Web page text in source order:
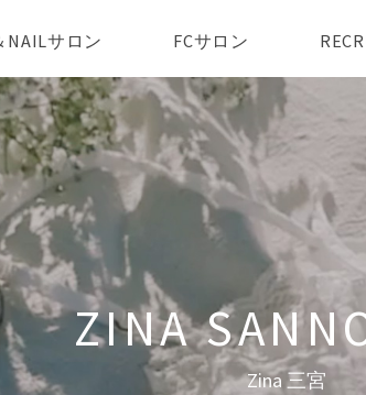
Zina 三宮
NAILサロン FCサロン